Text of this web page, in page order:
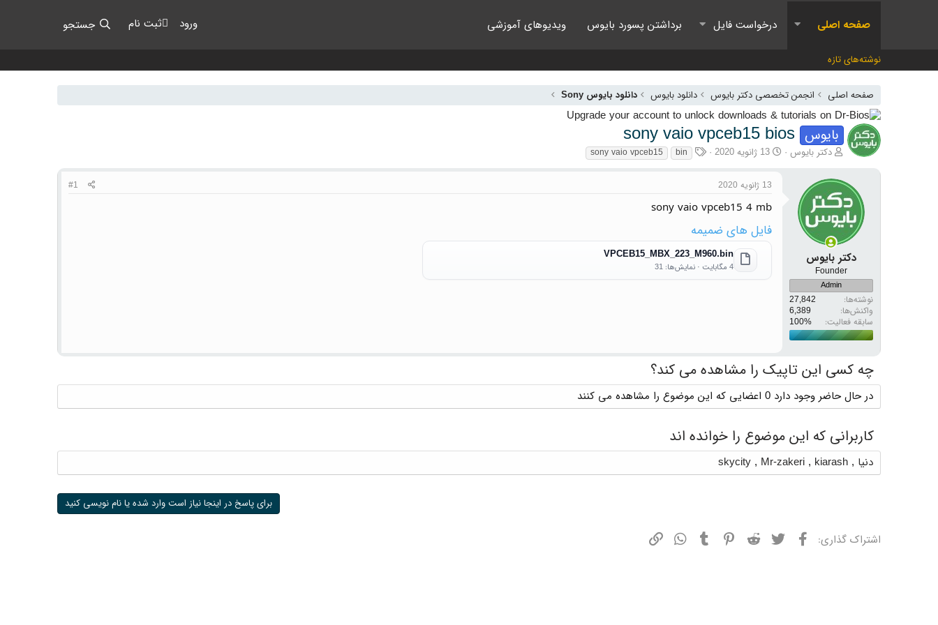
صفحه اصلی درخواست فایل برداشتن پسورد بایوس ویدیوهای آموزشی ورود ثبت نام جستجو
نوشته‌های تازه
صفحه اصلی انجمن تخصصی دکتر بایوس دانلود بایوس دانلود بایوس Sony
بایوس sony vaio vpceb15 bios
آغازگر گفتمان
دکتر بایوس تاریخ شروع
13 ژانویه 2020 برچسب‌ها
bin
sony vaio vpceb15
دکتر بایوس
Founder
Admin
نوشته‌ها
27,842
واکنش‌ها
6,389
سابقه فعالیت:
13 ژانویه 2020 #1
sony vaio vpceb15 4 mb
فایل های ضمیمه
VPCEB15_MBX_223_M960.bin
4 مگابایت · نمایش‌ها: 31
چه کسی این تاپیک را مشاهده می کند؟
در حال حاضر وجود دارد 0 اعضایی که این موضوع را مشاهده می کنند
کاربرانی که این موضوع را خوانده اند
دنیا ,
kiarash
,
Mr-zakeri
,
skycity
برای پاسخ در اینجا نیاز است وارد شده یا نام نویسی کنید
اشتراک گذاری: فیسبوکتوییتر ردیت پینترستتامبلر واتسپ